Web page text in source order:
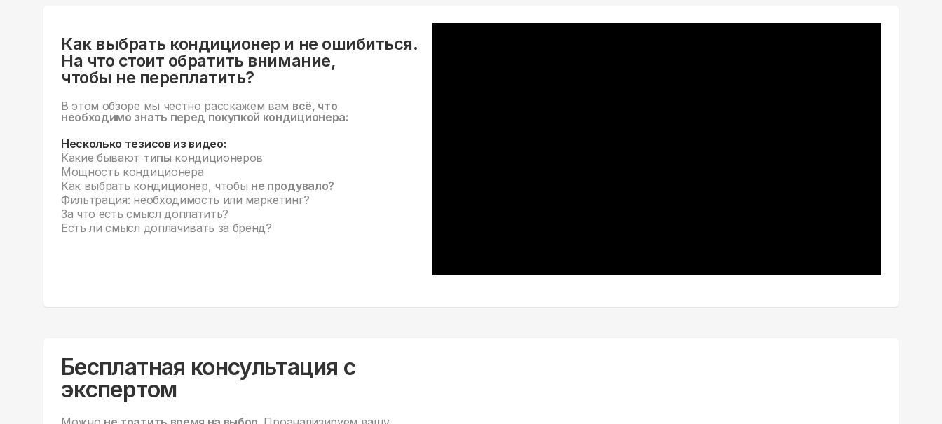
Как выбрать кондиционер и не ошибиться.
На что стоит обратить внимание,
чтобы не переплатить?
В этом обзоре мы честно расскажем вам всё, что
необходимо знать перед покупкой кондиционера:
Несколько тезисов из видео:
Какие бывают типы кондиционеров
Мощность кондиционера
Как выбрать кондиционер, чтобы не продувало?
Фильтрация: необходимость или маркетинг?
За что есть смысл доплатить?
Есть ли смысл доплачивать за бренд?
Бесплатная консультация с
экспертом